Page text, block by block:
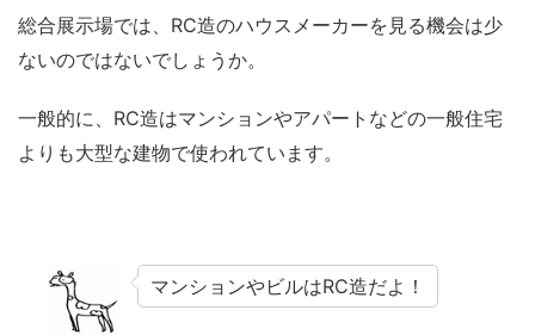
総合展示場では、RC造のハウスメーカーを見る機会は少
ないのではないでしょうか。
一般的に、RC造はマンションやアパートなどの一般住宅
よりも大型な建物で使われています。
マンションやビルはRC造だよ！